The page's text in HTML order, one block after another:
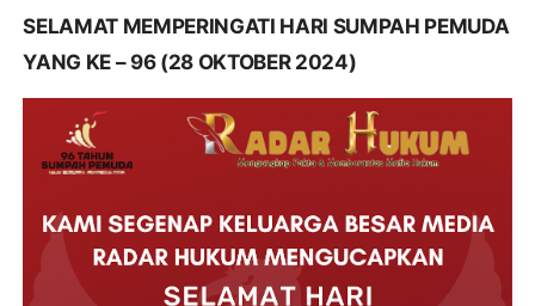
SELAMAT MEMPERINGATI HARI SUMPAH PEMUDA
YANG KE – 96 (28 OKTOBER 2024)